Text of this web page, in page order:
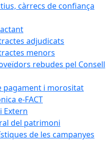
càrrecs de confiança
adjudicats
menors
rebudes pel Consell
pagament i morositat
e-FACT
Extern
del patrimoni
de les campanyes